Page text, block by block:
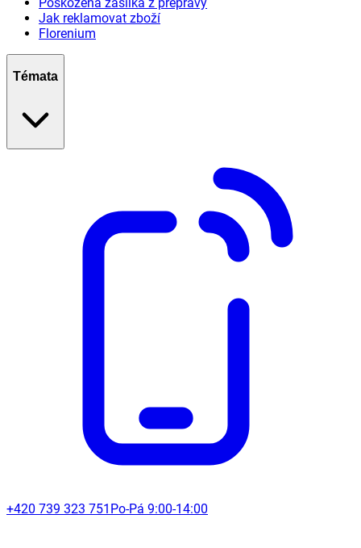
Poškozená zásilka z přepravy
Jak reklamovat zboží
Florenium
Témata
+420 739 323 751 Po-Pá 9:00-14:00